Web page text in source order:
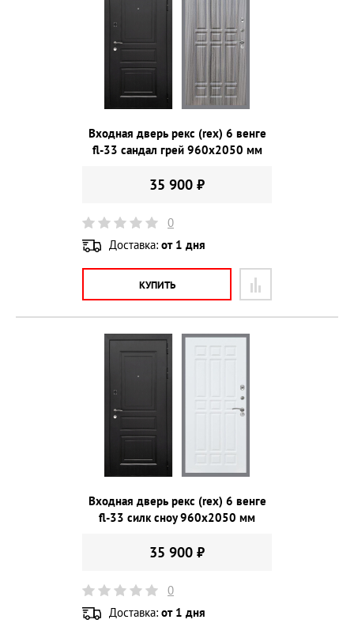
Входная дверь рекс (rex) 6 венге
fl-33 сандал грей 960х2050 мм
35 900 ₽
0
Доставка: от 1 дня
КУПИТЬ
Входная дверь рекс (rex) 6 венге
fl-33 силк сноу 960х2050 мм
35 900 ₽
0
Доставка: от 1 дня